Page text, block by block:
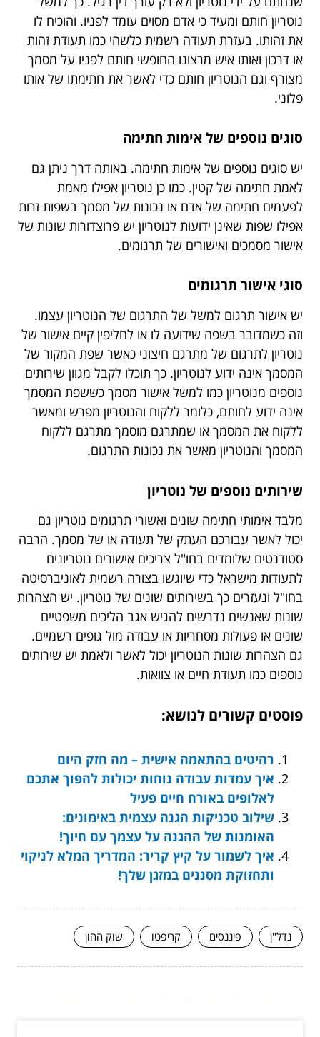
נוטריון חותם ומעיד כי אדם מסוים עומד לפניו. והוכיח לו
את זהותו. בעזרת תעודה רשמית כלשהי כמו תעודת זהות
או דרכון ואותו איש מרצונו החופשי חותם לפניו על מסמך
מצורף וגם הנוטריון חותם כדי לאשר את חתימתו של אותו
פלוני.
סוגים נוספים של אימות חתימה
יש סוגים נוספים של אימות חתימה. באותה דרך ניתן גם
לאמת חתימה של קטין. כמו כן נוטריון אפילו מאמת
לפעמים חתימה של אדם או נכונות של מסמך בשפות זרות
אפילו שפות שאינן ידועות לנוטריון יש פרוצדורות שונות של
אישור מסמכים ואישורים של תרגומים.
סוגי אישור תרגומים
יש אישור תרגום למשל של התרגום של הנוטריון עצמו.
וזה כשמדובר בשפה שידועה לו או לחליפין קיים אישור של
נוטריון לתרגום של מתרגם חיצוני כאשר שפת המקור של
המסמך אינה ידוע לנוטריון. כך תוכלו לקבל מגוון שירותים
נוספים מנוטריון כמו למשל אישור מסמך כששפת המסמך
אינה ידוע לחותם, כלומר ללקוח והנוטריון מפרש ומאשר
ללקוח את המסמך או שמתרגם מוסמך מתרגם ללקוח
המסמך והנוטריון מאשר את נכונות התרגום.
שירותים נוספים של נוטריון
מלבד אימותי חתימה שונים ואשורי תרגומים נוטריון גם
יכול לאשר עבורכם העתק של תעודה או של מסמך. הרבה
סטודנטים שלומדים בחו"ל צריכים אישורים נוטריונים
לתעודות מישראל כדי שיוגשו בצורה רשמית לאוניברסיטה
בחו"ל ונעזרים כך בשירותים שונים של נוטריון. יש הצהרות
שונות שאנשים נדרשים להגיש אגב הליכים משפטיים
שונים או פעולות מסחריות או עבודה מול גופים רשמיים.
גם הצהרות שונות הנוטריון יכול לאשר ולאמת יש שירותים
נוספים כמו תעודת חיים או צוואות.
פוסטים קשורים לנושא:
רהיטים בהתאמה אישית – מה חזק היום
איך עמדות עבודה נוחות יכולות להפוך אתכם
לאלופים באורח חיים פעיל
שילוב טכניקות הגנה עצמית באימונים:
האומנות של ההגנה על עצמך עם חיוך!
איך לשמור על קיץ קריר: המדריך המלא לניקוי
ותחזוקת מסננים במזגן שלך!
נדל"ן פיננסים קריפטו שוק ההון